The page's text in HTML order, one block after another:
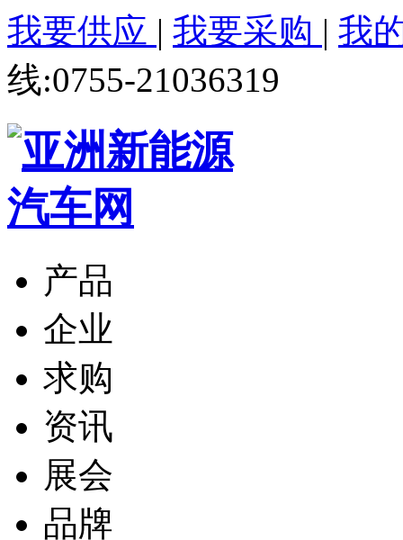
我要供应 | 我要采购 | 我
线:0755-21036319
产品
企业
求购
资讯
展会
品牌